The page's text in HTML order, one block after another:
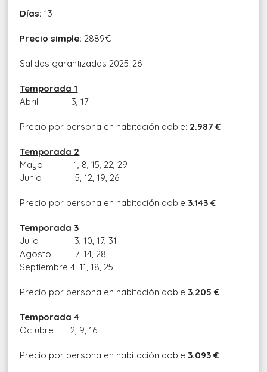
Días: 13
Precio simple: 2889€
Salidas garantizadas 2025-26
Temporada 1
Abril 3, 17
Precio por persona en habitación doble: 2.987 €
Temporada 2
Mayo 1, 8, 15, 22, 29
Junio 5, 12, 19, 26
Precio por persona en habitación doble 3.143 €
Temporada 3
Julio 3, 10, 17, 31
Agosto 7, 14, 28
Septiembre 4, 11, 18, 25
Precio por persona en habitación doble 3.205 €
Temporada 4
Octubre 2, 9, 16
Precio por persona en habitación doble 3.093 €